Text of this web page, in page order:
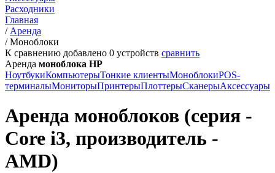
Расходники
Главная
/ Аренда
/Моноблоки
К сравнению добавлено 0 устройств сравнить
Аренда моноблока HP
НоутбукиКомпьютерыТонкие клиентыМоноблокиPOS-
терминалыМониторыПринтерыПлоттерыСканерыАксессуары
Аренда моноблоков (серия -
Core i3, производитель -
AMD)